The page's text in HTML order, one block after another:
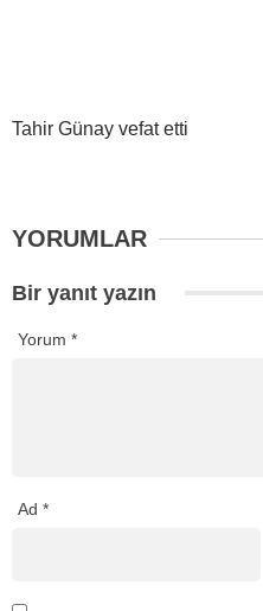
Tahir Günay vefat etti
YORUMLAR
Bir yanıt yazın
Yorum *
Ad *